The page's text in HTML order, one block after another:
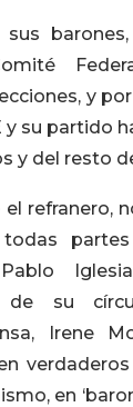
sus
y
y su partido
y del resto
refranero,
de su
Irene
en